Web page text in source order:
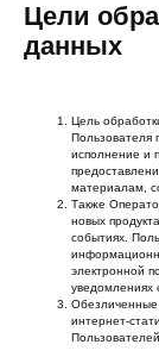
Цели
данных
Цель
Пользователя
исполнение и
материалам,
Также
новых
событиях.
электронной
уведомлениях
интернет-